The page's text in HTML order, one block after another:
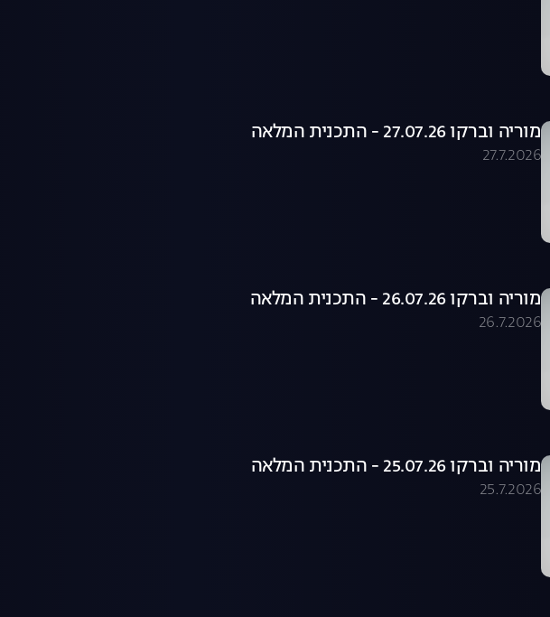
מוריה וברקו 27.07.26 - התכנית המלאה
27.7.2026
מוריה וברקו 26.07.26 - התכנית המלאה
26.7.2026
מוריה וברקו 25.07.26 - התכנית המלאה
25.7.2026